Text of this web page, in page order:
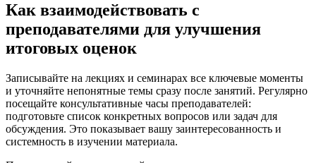
Как взаимодействовать с
преподавателями для улучшения
итоговых оценок
Записывайте на лекциях и семинарах все ключевые моменты
и уточняйте непонятные темы сразу после занятий. Регулярно
посещайте консультативные часы преподавателей:
подготовьте список конкретных вопросов или задач для
обсуждения. Это показывает вашу заинтересованность и
системность в изучении материала.